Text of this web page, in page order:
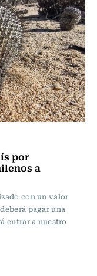
por
a
con un valor
pagar una
entrar a nuestro